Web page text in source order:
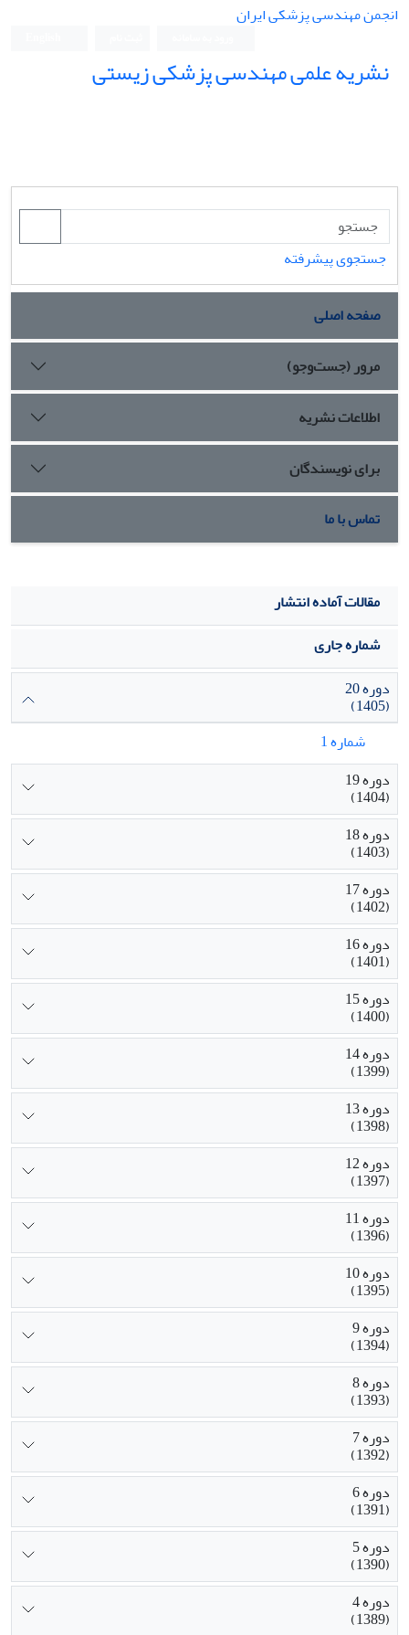
انجمن مهندسی پزشکی ایران
نشریه علمی مهندسی پزشکی زیستی
جستجوی پیشرفته
صفحه اصلی
مرور (جست‌وجو)
اطلاعات نشریه
برای نویسندگان
تماس با ما
مقالات آماده انتشار
شماره جاری
دوره 20
(1405)
شماره 1
دوره 19
(1404)
دوره 18
(1403)
دوره 17
(1402)
دوره 16
(1401)
دوره 15
(1400)
دوره 14
(1399)
دوره 13
(1398)
دوره 12
(1397)
دوره 11
(1396)
دوره 10
(1395)
دوره 9
(1394)
دوره 8
(1393)
دوره 7
(1392)
دوره 6
(1391)
دوره 5
(1390)
دوره 4
(1389)